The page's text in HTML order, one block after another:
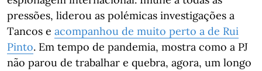
pressões, liderou as polémicas investigações a
Tancos e acompanhou de muito perto a de Rui
Pinto. Em tempo de pandemia, mostra como a PJ
não parou de trabalhar e quebra, agora, um longo